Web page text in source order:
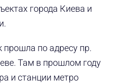
города Киева и
прошла по адресу пр.
Там в прошлом году
и станции метро